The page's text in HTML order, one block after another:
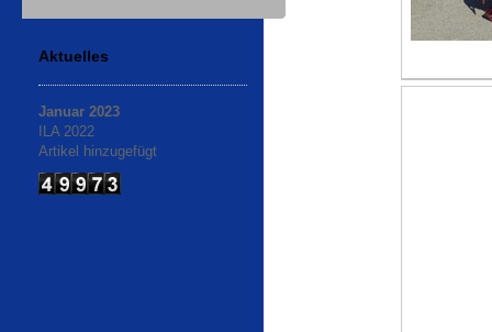
Aktuelles
Januar 2023
ILA 2022
Artikel hinzugefügt